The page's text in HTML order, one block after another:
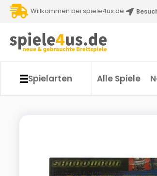
Willkommen bei spiele4us.de
Spielarten Alle Spiele